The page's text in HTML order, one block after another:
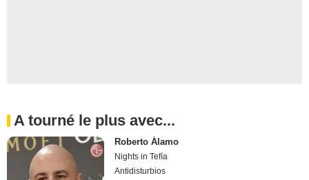
A tourné le plus avec...
Roberto Álamo
Nights in Tefía
Antidisturbios